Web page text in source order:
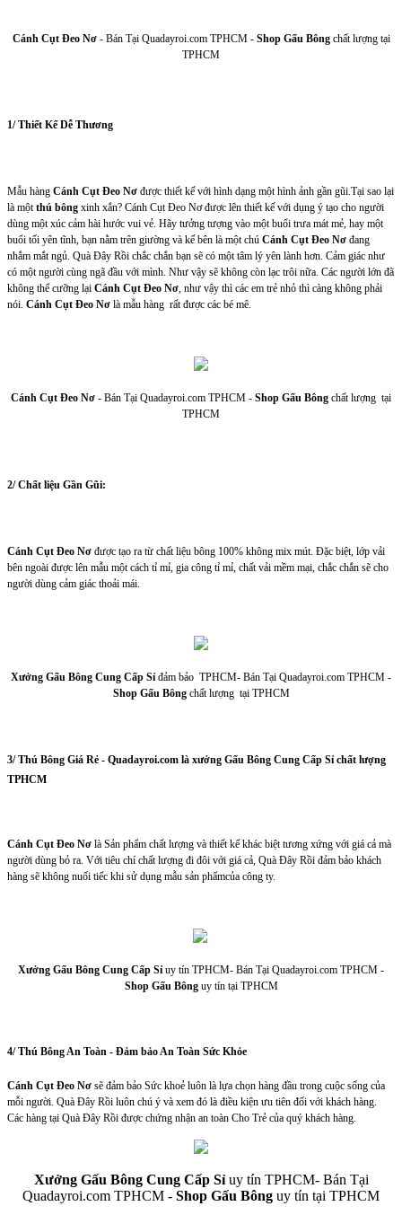
Cánh Cụt Đeo Nơ- Bán Tại Quadayroi.com TPHCM - Shop Gấu Bôngchất lượng tại
TPHCM
1/ Thiết Kế Dễ Thương
Mẫu hàng Cánh Cụt Đeo Nơ được thiết kế với hình dạng một hình ảnh gần gũi.Tại sao lại
là mộtthú bông xinh xắn? Cánh Cụt Đeo Nơ được lên thiết kế với dụng ý tạo cho người
dùng một xúc cảm hài hước vui vẻ. Hãy tưởng tượng vào một buổi trưa mát mẻ, hay một
buổi tối yên tĩnh, bạn nằm trên giường và kế bên là một chú Cánh Cụt Đeo Nơ đang
nhắm mắt ngủ. Quà Đây Rồi chắc chắn bạn sẽ có một tâm lý yên lành hơn. Cảm giác như
có một người cùng ngã đầu với mình. Như vậy sẽ không còn lạc trôi nữa. Các người lớn đã
không thể cưỡng lại Cánh Cụt Đeo Nơ, như vậy thì các em trẻ nhỏ thì càng không phải
nói. Cánh Cụt Đeo Nơ là mẫu hàng rất được các bé mê.
Cánh Cụt Đeo Nơ - Bán Tại Quadayroi.com TPHCM - Shop Gấu Bông chất lượng tại
TPHCM
2/ Chất liệu Gần Gũi:
Cánh Cụt Đeo Nơ được tạo ra từ chất liệu bông 100% không mix mút. Đặc biệt, lớp vải
bên ngoài được lên mẫu một cách tỉ mỉ, gia công tỉ mỉ, chất vải mềm mại, chắc chắn sẽ cho
người dùng cảm giác thoải mái.
Xưởng Gấu Bông Cung Cấp Sỉ đảm bảo TPHCM- Bán Tại Quadayroi.com TPHCM -
Shop Gấu Bông chất lượng tại TPHCM
3/ Thú Bông Giá Rẻ - Quadayroi.com là xưởng Gấu Bông Cung Cấp Sỉ chất lượng
TPHCM
Cánh Cụt Đeo Nơ là Sản phẩm chất lượng và thiết kế khác biệt tương xứng với giá cả mà
người dùng bỏ ra. Với tiêu chí chất lượng đi đôi với giá cả, Quà Đây Rồi đảm bảo khách
hàng sẽ không nuối tiếc khi sử dụng mẫu sản phẩmcủa công ty.
Xưởng Gấu Bông Cung Cấp Sỉ uy tín TPHCM- Bán Tại Quadayroi.com TPHCM -
Shop Gấu Bônguy tín tại TPHCM
4/ Thú Bông An Toàn - Đảm bảo An Toàn Sức Khỏe
Cánh Cụt Đeo Nơ sẽ đảm bảo Sức khoẻ luôn là lựa chọn hàng đầu trong cuộc sống của
mỗi người. Quà Đây Rồi luôn chú ý và xem đó là điều kiện ưu tiên đối với khách hàng.
Các hàng tại Quà Đây Rồi được chứng nhận an toàn Cho Trẻ của quý khách hàng.
Xưởng Gấu Bông Cung Cấp Sỉuy tín TPHCM- Bán Tại
Quadayroi.com TPHCM - Shop Gấu Bông uy tín tại TPHCM